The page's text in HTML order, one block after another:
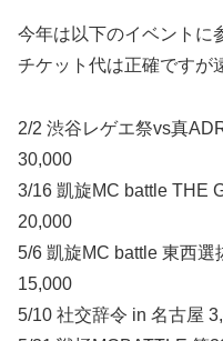
今年は以下のイベントに
チケット代は正確ですが
2/2 渋谷レゲエ祭vs真
30,000
3/16 凱旋MC battle THE
20,000
5/6 凱旋MC battle 東西
15,000
5/10 社交辞令 in 名古屋